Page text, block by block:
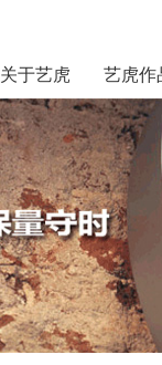
关于艺虎 艺虎作